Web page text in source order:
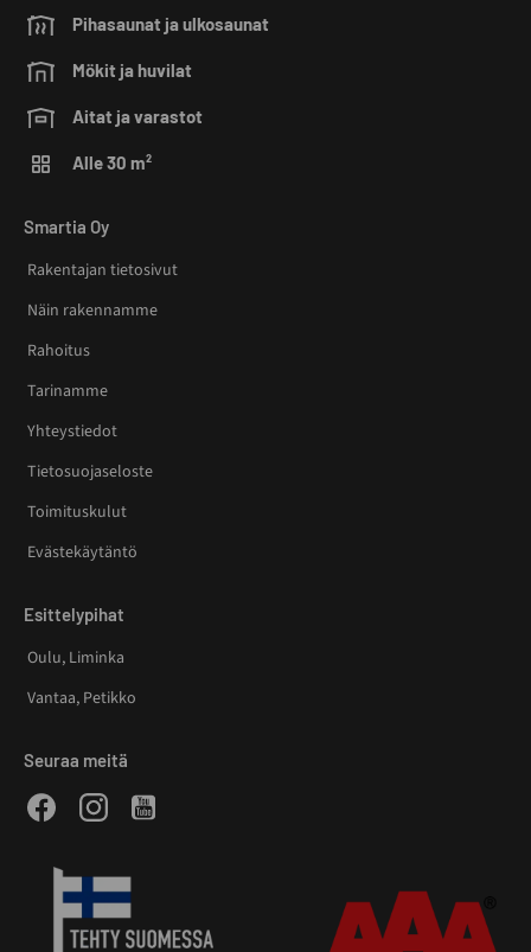
Pihasaunat ja ulkosaunat
Mökit ja huvilat
Aitat ja varastot
Alle 30 m²
Smartia Oy
Rakentajan tietosivut
Näin rakennamme
Rahoitus
Tarinamme
Yhteystiedot
Tietosuojaseloste
Toimituskulut
Evästekäytäntö
Esittelypihat
Oulu, Liminka
Vantaa, Petikko
Seuraa meitä
FacebookInstagramYoutube